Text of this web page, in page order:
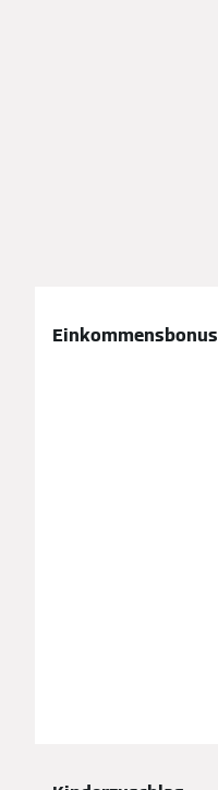
Einkommensbonus